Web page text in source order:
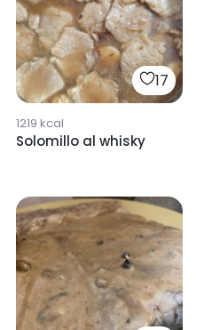
17
1219 kcal
Solomillo al whisky